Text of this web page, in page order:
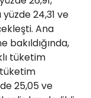
24,31 ve
Ana
bakıldığında,
tüketim
tüketim
25,05 ve